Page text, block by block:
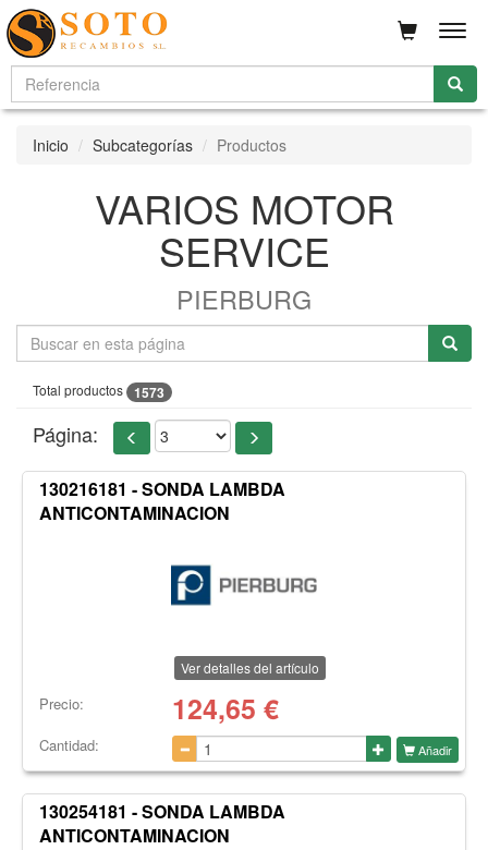
Inicio Subcategorías Productos
VARIOS MOTOR
SERVICE
PIERBURG
Total productos 1573
Página:
130216181 - SONDA LAMBDA
ANTICONTAMINACION
Ver detalles del artículo
Precio: 124,65 €
Cantidad: Añadir
130254181 - SONDA LAMBDA
ANTICONTAMINACION